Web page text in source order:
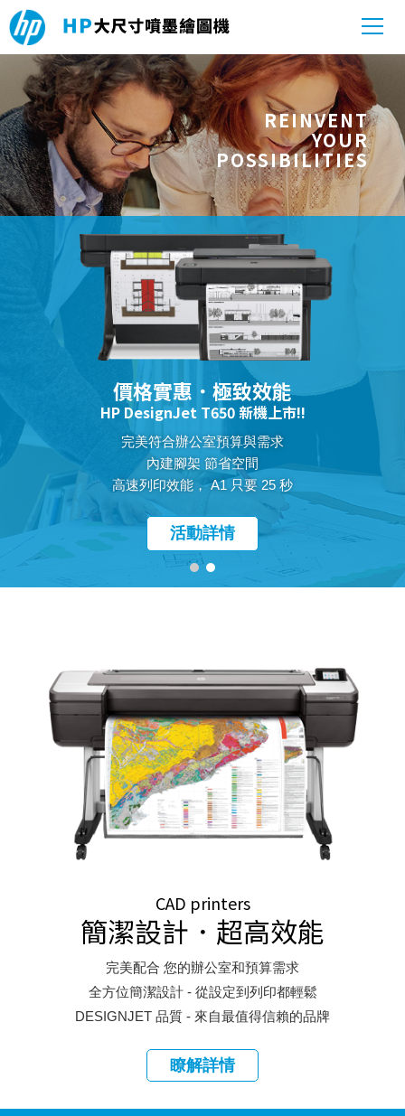
REINVENT
YOUR
POSSIBILITIES
價格實惠．極致效能
HP DesignJet T650 新機上市!!
完美符合辦公室預算與需求
內建腳架 節省空間
高速列印效能， A1 只要 25 秒
活動詳情
CAD printers
簡潔設計．超高效能
完美配合 您的辦公室和預算需求
全方位簡潔設計 - 從設定到列印都輕鬆
DESIGNJET 品質 - 來自最值得信賴的品牌
瞭解詳情